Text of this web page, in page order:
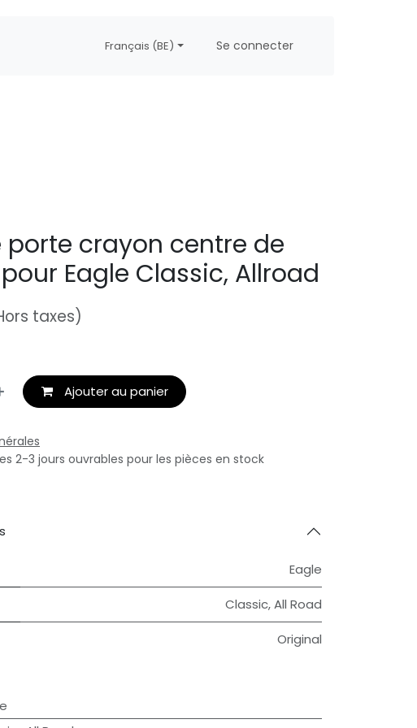
Postes
Français (BE) Se connecter
porte crayon centre de
Eagle Classic, Allroad
taxes)
Ajouter au panier
2-3 jours ouvrables pour les pièces en stock
Eagle
Classic,All Road
Original